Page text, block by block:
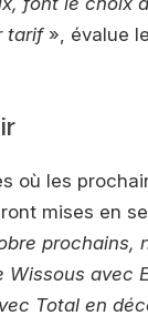
tarif», évalue
où les
mises en
prochains,
Wissous avec
Total en